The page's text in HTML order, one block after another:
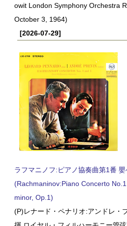
owit London Symphony Orchestra
October 3, 1964)
[2026-07-29]
ラフマニノフ:ピアノ協奏曲第1番
(Rachmaninov:Piano Concerto
minor, Op.1)
(P)レナード・ペナリオ:アンドレ・